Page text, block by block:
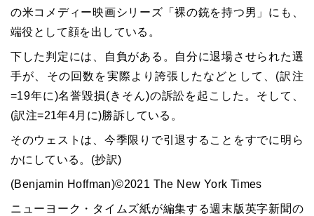
の米コメディー映画シリーズ「裸の銃を持つ男」にも、
端役として顔を出している。
下した判定には、自負がある。自分に退場させられた選
手が、その回数を実際より誇張したなどとして、(訳注
=19年に)名誉毀損(きそん)の訴訟を起こした。そして、
(訳注=21年4月に)勝訴している。
そのウェストは、今季限りで引退することをすでに明ら
かにしている。(抄訳)
(Benjamin Hoffman)©2021 The New York Times
ニューヨーク・タイムズ紙が編集する週末版英字新聞の